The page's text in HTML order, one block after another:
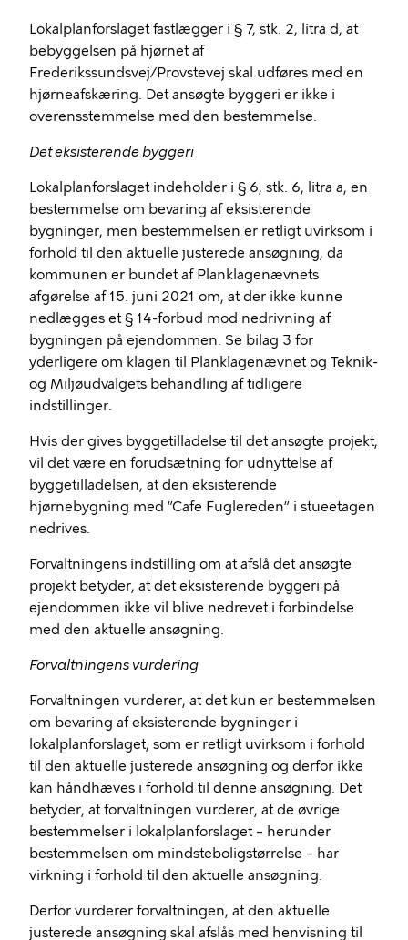
Lokalplanforslaget fastlægger i § 7, stk. 2, litra d, at
bebyggelsen på hjørnet af
Frederikssundsvej/Provstevej skal udføres med en
hjørneafskæring. Det ansøgte byggeri er ikke i
overensstemmelse med den bestemmelse.
Det eksisterende byggeri
Lokalplanforslaget indeholder i § 6, stk. 6, litra a, en
bestemmelse om bevaring af eksisterende
bygninger, men bestemmelsen er retligt uvirksom i
forhold til den aktuelle justerede ansøgning, da
kommunen er bundet af Planklagenævnets
afgørelse af 15. juni 2021 om, at der ikke kunne
nedlægges et § 14-forbud mod nedrivning af
bygningen på ejendommen. Se bilag 3 for
yderligere om klagen til Planklagenævnet og Teknik-
og Miljøudvalgets behandling af tidligere
indstillinger.
Hvis der gives byggetilladelse til det ansøgte projekt,
vil det være en forudsætning for udnyttelse af
byggetilladelsen, at den eksisterende
hjørnebygning med ”Cafe Fuglereden” i stueetagen
nedrives.
Forvaltningens indstilling om at afslå det ansøgte
projekt betyder, at det eksisterende byggeri på
ejendommen ikke vil blive nedrevet i forbindelse
med den aktuelle ansøgning.
Forvaltningens vurdering
Forvaltningen vurderer, at det kun er bestemmelsen
om bevaring af eksisterende bygninger i
lokalplanforslaget, som er retligt uvirksom i forhold
til den aktuelle justerede ansøgning og derfor ikke
kan håndhæves i forhold til denne ansøgning. Det
betyder, at forvaltningen vurderer, at de øvrige
bestemmelser i lokalplanforslaget – herunder
bestemmelsen om mindsteboligstørrelse – har
virkning i forhold til den aktuelle ansøgning.
Derfor vurderer forvaltningen, at den aktuelle
justerede ansøgning skal afslås med henvisning til